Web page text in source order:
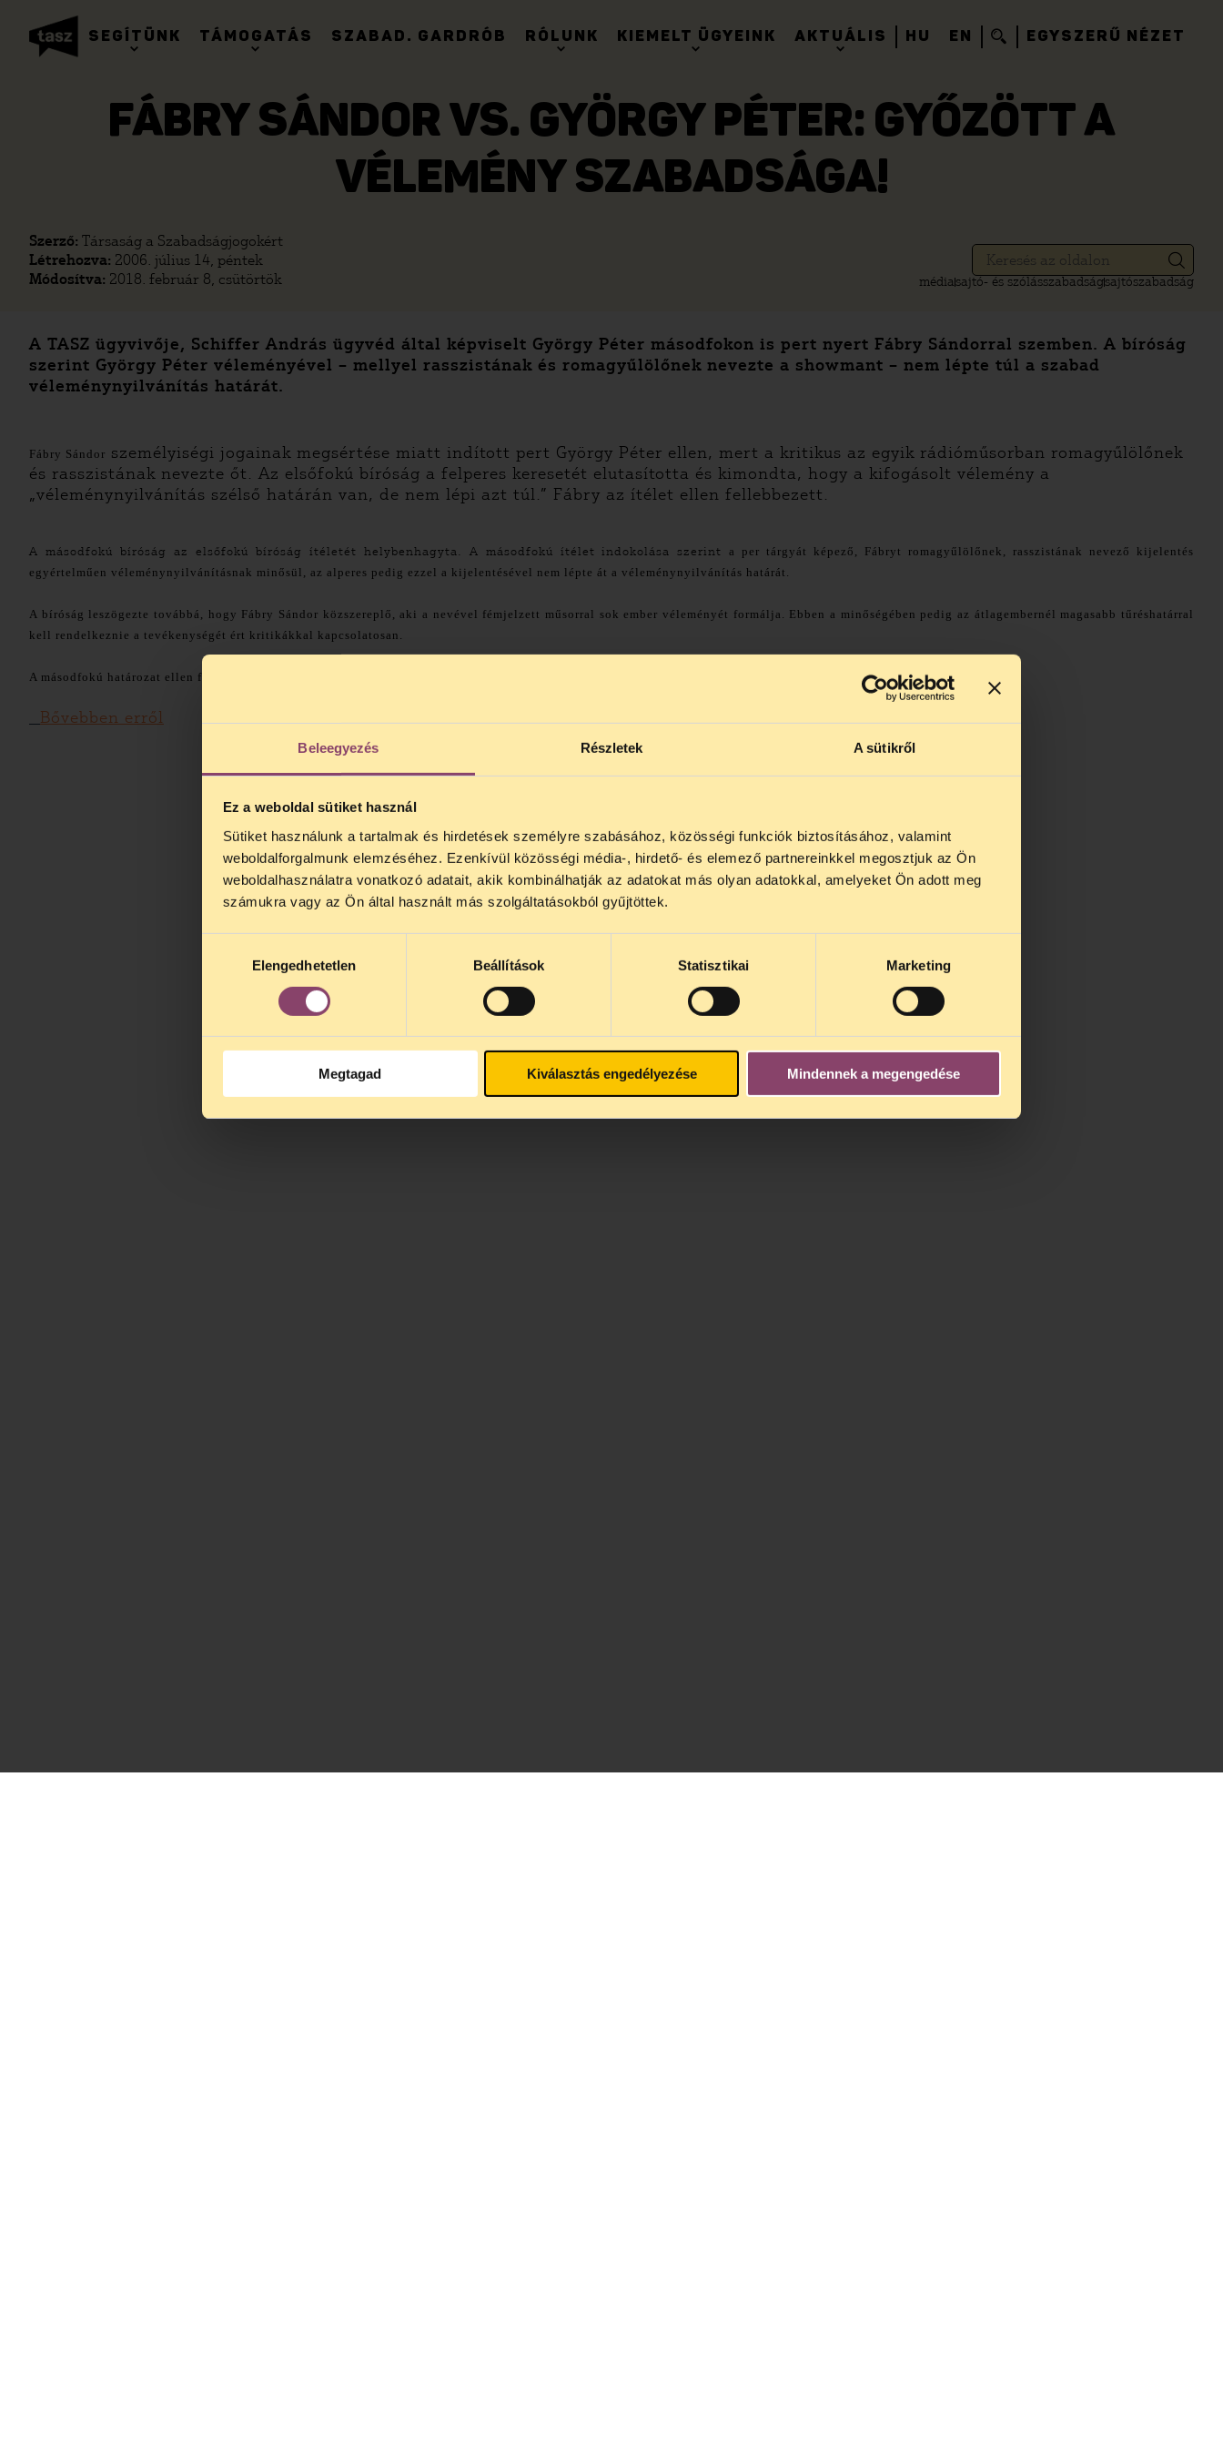
Beleegyezés Részletek A sütikről
Ez a weboldal sütiket használ
Sütiket használunk a tartalmak és hirdetések személyre szabásához, közösségi funkciók biztosításához, valamint
weboldalforgalmunk elemzéséhez. Ezenkívül közösségi média-, hirdető- és elemező partnereinkkel megosztjuk az Ön
weboldalhasználatra vonatkozó adatait, akik kombinálhatják az adatokat más olyan adatokkal, amelyeket Ön adott meg
számukra vagy az Ön által használt más szolgáltatásokból gyűjtöttek.
kiválasztásaElengedhetetlen Beállítások Statisztikai Marketing
Megtagad Kiválasztás engedélyezése Mindennek a megengedése
SEGÍTÜNK TÁMOGATÁS SZABAD. GARDRÓB RÓLUNK KIEMELT ÜGYEINK AKTUÁLIS HU EN EGYSZERŰ NÉZET
FÁBRY SÁNDOR VS. GYÖRGY PÉTER: GYŐZÖTT A
VÉLEMÉNY SZABADSÁGA!
Szerző: Társaság a Szabadságjogokért
Létrehozva: 2006. július 14, péntek
Módosítva: 2018. február 8, csütörtök médiasajtó- és szólásszabadságsajtószabadság
A TASZ ügyvivője, Schiffer András ügyvéd által képviselt György Péter másodfokon is pert nyert Fábry Sándorral szemben. A bíróság
szerint György Péter véleményével – mellyel rasszistának és romagyűlölőnek nevezte a showmant – nem lépte túl a szabad
véleménynyilvánítás határát.
Fábry Sándor személyiségi jogainak megsértése miatt indított pert György Péter ellen, mert a kritikus az egyik rádióműsorban romagyűlölőnek
és rasszistának nevezte őt. Az elsőfokú bíróság a felperes keresetét elutasította és kimondta, hogy a kifogásolt vélemény a
„véleménynyilvánítás szélső határán van, de nem lépi azt túl.” Fábry az ítélet ellen fellebbezett.
A másodfokú bíróság az elsőfokú bíróság ítéletét helybenhagyta. A másodfokú ítélet indokolása szerinta per tárgyát képező, Fábryt romagyűlölőnek, rasszistának nevező kijelentés
egyértelműen véleménynyilvánításnak minősül, az alperes pedig ezzel a kijelentésével nem lépte át a véleménynyilvánítás határát.
A bíróság leszögezte továbbá, hogy Fábry Sándor közszereplő, aki a nevével fémjelzett műsorral sok ember véleményét formálja. Ebben a minőségében pedig az átlagembernél magasabb tűréshatárral
kell rendelkeznie a tevékenységét ért kritikákkal kapcsolatosan.
A másodfokú határozat ellen fellebbezésnek nincs helye.
Bővebben erről
TELEFONOS JOGSEGÉLY SZÜNET!
Kedves érdeklődő, Tájékoztatjuk, hogy
telefonos jogsegélyünk július 27 és
augusztus 24 között szünetel
. Az első telefonos jogsegély
augusztus 25-én
kedden, 13 és 15 óra között lesz
jogsegely@tasz.hu
alatt is elér minket.